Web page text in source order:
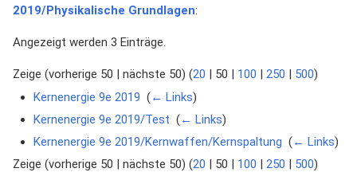
2019/Physikalische Grundlagen:
Angezeigt werden 3 Einträge.
Zeige (vorherige 50 nächste 50) (20 50 100 250 500)
Kernenergie 9e 2019 (← Links)
Kernenergie 9e 2019/Test (← Links)
Kernenergie 9e 2019/Kernwaffen/Kernspaltung (← Links)
Zeige (vorherige 50 | nächste 50) (20 | 50 | 100 | 250 | 500)